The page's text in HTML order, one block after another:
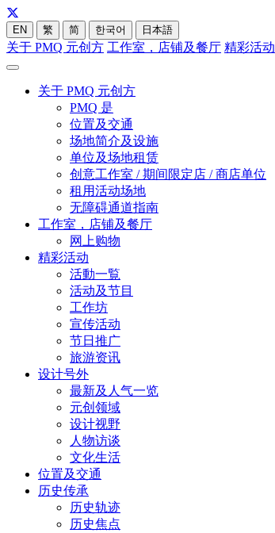
EN 繁 简 한국어 日本語
关于 PMQ 元创方 工作室，店铺及餐厅 精彩活动
关于 PMQ 元创方
PMQ 是
位置及交通
场地简介及设施
单位及场地租赁
创意工作室 / 期间限定店 / 商店单位
租用活动场地
无障碍通道指南
工作室，店铺及餐厅
网上购物
精彩活动
活動一覧
活动及节目
工作坊
宣传活动
节日推广
旅游资讯
设计号外
最新及人气一览
元创领域
设计视野
人物访谈
文化生活
位置及交通
历史传承
历史轨迹
历史焦点